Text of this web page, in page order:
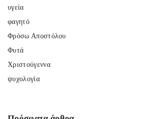
υγεία
φαγητό
Φρόσω Αποστόλου
Φυτά
Χριστούγεννα
ψυχολογία